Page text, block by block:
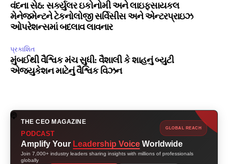
વંદના સેઠ: સર્ક્યુલર ઇકોનોમી અને લાઇફસાયકલ
મેનેજમેન્ટને ટેકનોલોજી સર્વિસીસ અને એન્ટરપ્રાઇઝ
ઓપરેશન્સમાં બદલાવ લાવનાર
પ્રકાશિત
મુંબઈથી વૈશ્વિક મંચ સુધી: વૈશાલી કે શાહનું બ્યુટી
એજ્યુકેશન માટેનું વૈશ્વિક વિઝન
THE CEO MAGAZINE
PODCAST
GLOBAL REACH
Amplify Your Leadership Voice Worldwide
Join 7,000+ industry leaders sharing insights with millions of professionals
globally